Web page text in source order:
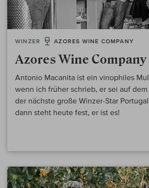
WINZER AZORES WINE COMPANY
Azores Wine Company
Antonio Macanita ist ein vinophiles
wenn ich früher schrieb, er sei auf
der nächste große Winzer-Star
dann steht heute fest, er ist es!